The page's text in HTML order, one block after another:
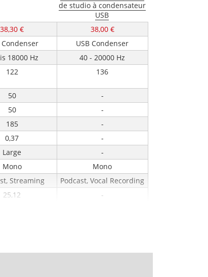
de studio à condensateur
USB
38,30 €
38,00 €
Condenser
USB Condenser
18000 Hz
40 - 20000 Hz
122 136
50
-
50
-
185
-
0,37
-
Large
-
Mono
Mono
Streaming
Podcast, Vocal Recording
25,12
-